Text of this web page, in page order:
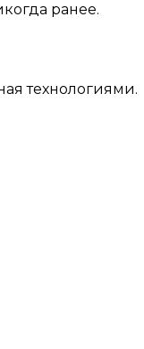
ранее.
технологиями.